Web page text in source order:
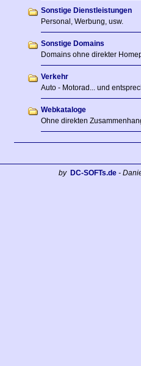
Sonstige Dienstleistungen
Personal, Werbung, usw.
Sonstige Domains
Domains ohne direkter
Verkehr
Auto - Motorad... und
Webkataloge
Ohne direkten
by DC-SOFTs.de -